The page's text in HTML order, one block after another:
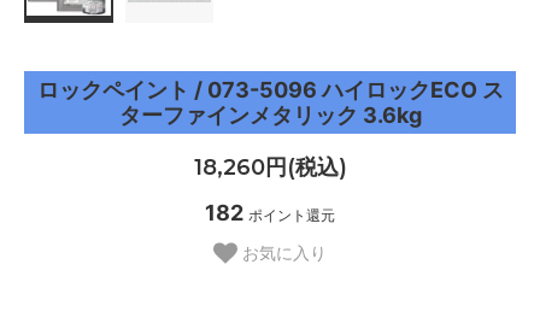
ロックペイント / 073-5096 ハイロックECO ス
ターファインメタリック 3.6kg
18,260円(税込)
182 ポイント還元
お気に入り